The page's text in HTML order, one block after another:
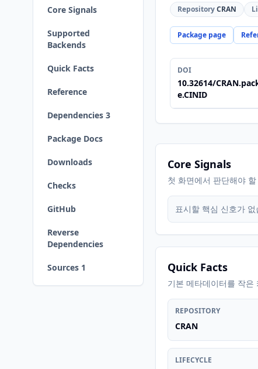
Core Signals
Supported
Backends
Quick Facts
Reference
Dependencies 3
Package Docs
Downloads
Checks
GitHub
Reverse
Dependencies
Sources 1
RepositoryCRAN
Package page
DOI
10.32614/
e.CINID
Core Signals
첫 화면에서 판단해야
표시할 핵심 신호가 없
Quick Facts
기본 메타데이터를 작은
REPOSITORY
CRAN
LIFECYCLE